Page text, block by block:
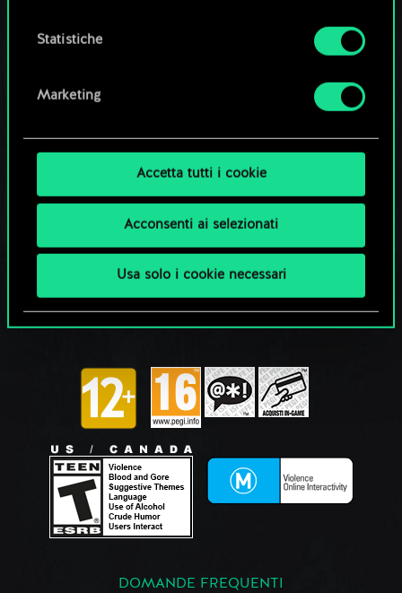
Statistiche
Marketing
Accetta tutti i cookie
Acconsenti ai selezionati
Usa solo i cookie necessari
DOMANDE FREQUENTI